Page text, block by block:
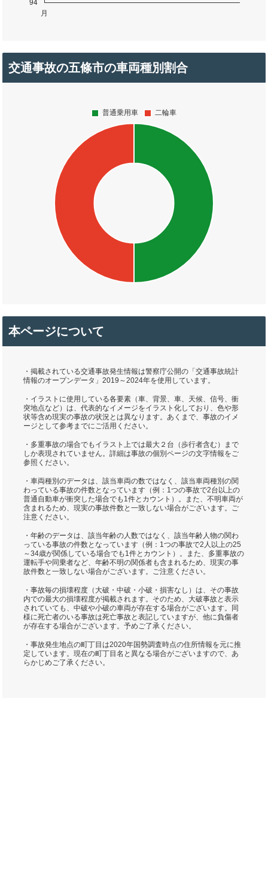
交通事故の五條市の車両種別割合
本ページについて
・掲載されている交通事故発生情報は警察庁公開の「交通事故統計
情報のオープンデータ」2019～2024年を使用しています。
・イラストに使用している各要素（車、背景、車、天候、信号、衝
突地点など）は、代表的なイメージをイラスト化しており、色や形
状等含め現実の事故の状況とは異なります。あくまで、事故のイメ
ージとして参考までにご活用ください。
・多重事故の場合でもイラスト上では最大２台（歩行者含む）まで
しか表現されていません。詳細は事故の個別ページの文字情報をご
参照ください。
・車両種別のデータは、該当車両の数ではなく、該当車両種別の関
わっている事故の件数となっています（例：1つの事故で2台以上の
普通自動車が衝突した場合でも1件とカウント）。また、不明車両が
含まれるため、現実の事故件数と一致しない場合がございます。ご
注意ください。
・年齢のデータは、該当年齢の人数ではなく、該当年齢人物の関わ
っている事故の件数となっています（例：1つの事故で2人以上の25
～34歳が関係している場合でも1件とカウント）。また、多重事故の
運転手や同乗者など、年齢不明の関係者も含まれるため、現実の事
故件数と一致しない場合がございます。ご注意ください。
・事故毎の損壊程度（大破・中破・小破・損害なし）は、その事故
内での最大の損壊程度が掲載されます。そのため、大破事故と表示
されていても、中破や小破の車両が存在する場合がございます。同
様に死亡者のいる事故は死亡事故と表記していますが、他に負傷者
が存在する場合がございます。予めご了承ください。
・事故発生地点の町丁目は2020年国勢調査時点の住所情報を元に推
定しています。現在の町丁目名と異なる場合がございますので、あ
らかじめご了承ください。